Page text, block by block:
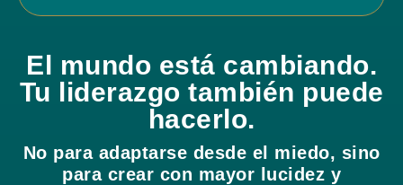
El mundo está cambiando.
Tu liderazgo también puede
hacerlo.
No para adaptarse desde el miedo, sino
para crear con mayor lucidez y